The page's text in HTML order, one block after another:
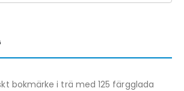
bokmärke i trä med 125 färgglada